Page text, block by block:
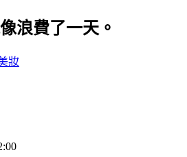
浪費了一天。
妝